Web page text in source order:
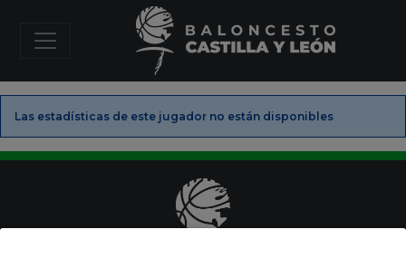
Las estadísticas de este jugador no están disponibles